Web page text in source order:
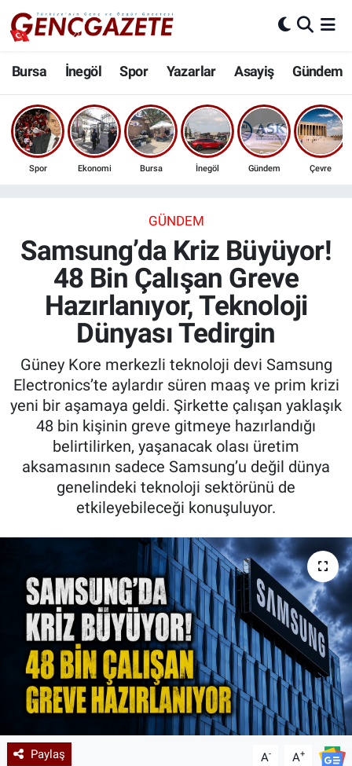
Bursa İnegöl Spor Yazarlar Asayiş Gündem
Spor Ekonomi Bursa İnegöl Gündem Çevre
GÜNDEM
Samsung’da Kriz Büyüyor!
48 Bin Çalışan Greve
Hazırlanıyor, Teknoloji
Dünyası Tedirgin
Güney Kore merkezli teknoloji devi Samsung
Electronics’te aylardır süren maaş ve prim krizi
yeni bir aşamaya geldi. Şirkette çalışan yaklaşık
48 bin kişinin greve gitmeye hazırlandığı
belirtilirken, yaşanacak olası üretim
aksamasının sadece Samsung’u değil dünya
genelindeki teknoloji sektörünü de
etkileyebileceği konuşuluyor.
Paylaş A- A+
Bursa
İnegöl
3.SAYFA
Ekonomi
Güncel
İnanç
Kadın & Aile
Kültür & Sanat
Sağlık
Siyaset
Teknoloji
Yazarlar
Astroloji-Rüya
Nöbetçi Eczaneler
Hava Durumu
Trafik Durumu
Son Dakika Haberleri
Haber Arşivi